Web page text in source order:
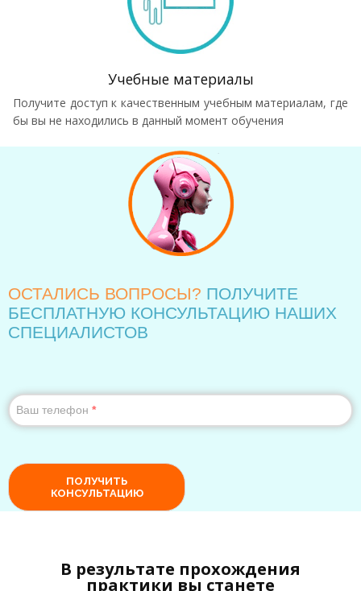
Учебные материалы
Получите доступ к качественным учебным материалам, где
бы вы не находились в данный момент обучения
В результате прохождения
практики вы станете